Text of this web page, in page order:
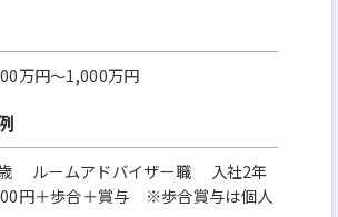
万円～1,000万円
ルームアドバイザー職 入社2年
円＋歩合＋賞与 ※歩合賞与は個人